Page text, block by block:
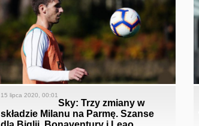
15 lipca 2020, 00:01
Sky: Trzy zmiany w
składzie Milanu na Parmę. Szanse